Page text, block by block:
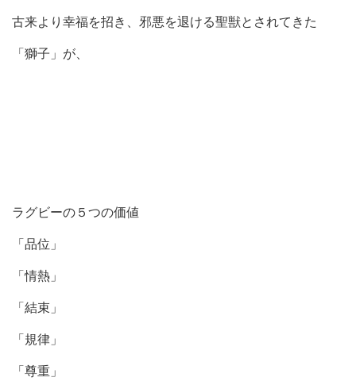
古来より幸福を招き、邪悪を退ける聖獣とされてきた
「獅子」が、
ラグビーの５つの価値
「品位」
「情熱」
「結束」
「規律」
「尊重」